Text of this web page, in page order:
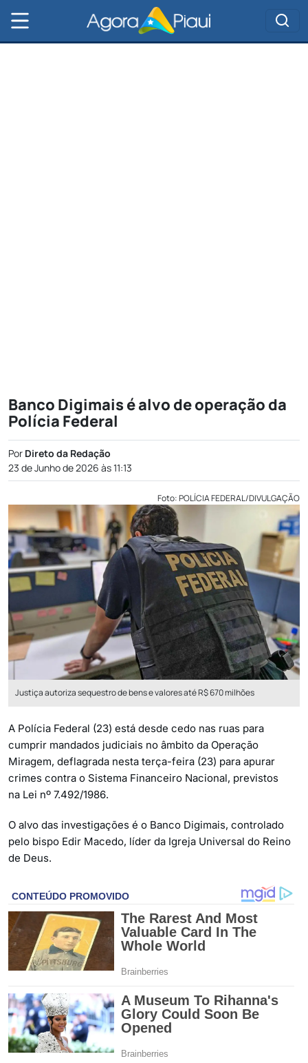
Banco Digimais é alvo de operação da
Polícia Federal
Por Direto da Redação
23 de Junho de 2026 às 11:13
Foto: POLÍCIA FEDERAL/DIVULGAÇÃO
Justiça autoriza sequestro de bens e valores até R$ 670 milhões
A Polícia Federal (23) está desde cedo nas ruas para
cumprir mandados judiciais no âmbito da Operação
Miragem, deflagrada nesta terça-feira (23) para apurar
crimes contra o Sistema Financeiro Nacional, previstos
na Lei nº 7.492/1986.
O alvo das investigações é o Banco Digimais, controlado
pelo bispo Edir Macedo, líder da Igreja Universal do Reino
de Deus.